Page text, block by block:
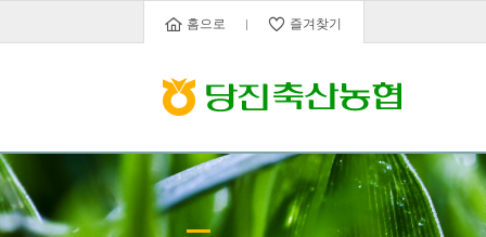
홈으로 즐겨찾기